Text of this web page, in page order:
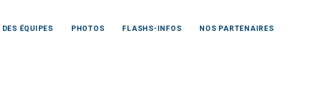
ÉQUIPES PHOTOS FLASHS-INFOS NOS PARTENAIRES